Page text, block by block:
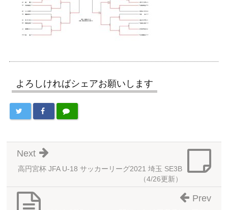
よろしければシェアお願いします
高円宮杯 JFA U-18 サッカーリーグ2021 埼玉 SE3B
（4/26更新）
Next
Prev